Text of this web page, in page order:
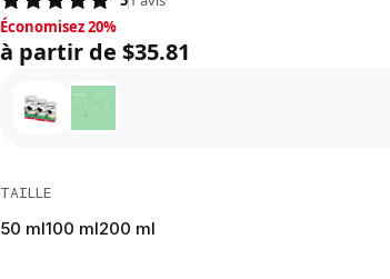
Économisez 20%, à partir de $35.81
Économisez 20%
à partir de $35.81
TAILLE
50 ml100 ml200 ml